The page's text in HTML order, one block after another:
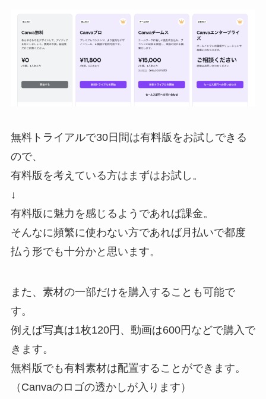
無料トライアルで30日間は有料版をお試しできる
ので、
有料版を考えている方はまずはお試し。
↓
有料版に魅力を感じるようであれば課金。
そんなに頻繁に使わない方であれば月払いで都度
払う形でも十分かと思います。
また、素材の一部だけを購入することも可能で
す。
例えば写真は1枚120円、動画は600円などで購入で
きます。
無料版でも有料素材は配置することができます。
（Canvaのロゴの透かしが入ります）